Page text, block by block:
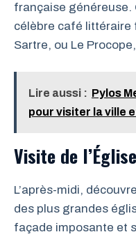
française généreuse.
célèbre café littéraire
Sartre, ou Le
Lire aussi : Pylos
pour visiter la ville
Visite de
L’après-midi,
des plus grandes
façade imposante et